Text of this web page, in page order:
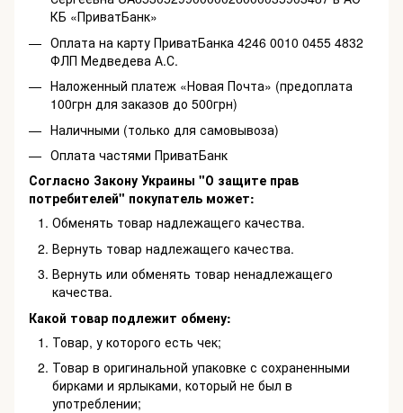
КБ «ПриватБанк»
Оплата на карту ПриватБанка 4246 0010 0455 4832
ФЛП Медведева А.С.
Наложенный платеж «Новая Почта» (предоплата
100грн для заказов до 500грн)
Наличными (только для самовывоза)
Оплата частями ПриватБанк
Согласно Закону Украины "О защите прав
потребителей" покупатель может:
Обменять товар надлежащего качества.
Вернуть товар надлежащего качества.
Вернуть или обменять товар ненадлежащего
качества.
Какой товар подлежит обмену:
Товар, у которого есть чек;
Товар в оригинальной упаковке с сохраненными
бирками и ярлыками, который не был в
употреблении;